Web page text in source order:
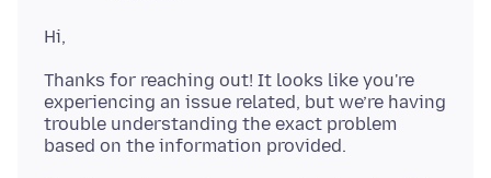
Thanks for reaching out! It looks like you're
experiencing an issue related, but we’re having
trouble understanding the exact problem